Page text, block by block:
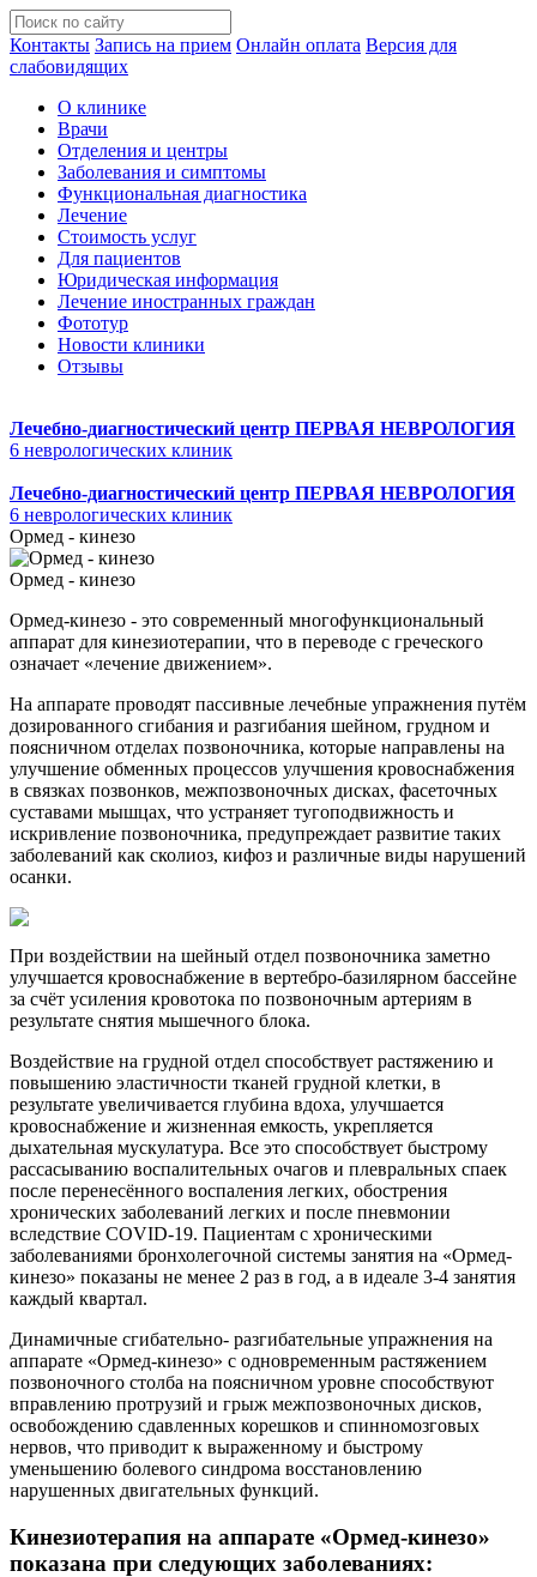
Контакты Запись на прием Онлайн оплата Версия для
слабовидящих
О клинике
Врачи
Отделения и центры
Заболевания и симптомы
Функциональная диагностика
Лечение
Стоимость услуг
Для пациентов
Юридическая информация
Лечение иностранных граждан
Фототур
Новости клиники
Отзывы
Лечебно-диагностический центр ПЕРВАЯ НЕВРОЛОГИЯ
6 неврологических клиник
Лечебно-диагностический центр ПЕРВАЯ НЕВРОЛОГИЯ
6 неврологических клиник
Ормед - кинезо
Ормед - кинезо
Ормед-кинезо - это современный многофункциональный
аппарат для кинезиотерапии, что в переводе с греческого
означает «лечение движением».
На аппарате проводят пассивные лечебные упражнения путём
дозированного сгибания и разгибания шейном, грудном и
поясничном отделах позвоночника, которые направлены на
улучшение обменных процессов улучшения кровоснабжения
в связках позвонков, межпозвоночных дисках, фасеточных
суставами мышцах, что устраняет тугоподвижность и
искривление позвоночника, предупреждает развитие таких
заболеваний как сколиоз, кифоз и различные виды нарушений
осанки.
При воздействии на шейный отдел позвоночника заметно
улучшается кровоснабжение в вертебро-базилярном бассейне
за счёт усиления кровотока по позвоночным артериям в
результате снятия мышечного блока.
Воздействие на грудной отдел способствует растяжению и
повышению эластичности тканей грудной клетки, в
результате увеличивается глубина вдоха, улучшается
кровоснабжение и жизненная емкость, укрепляется
дыхательная мускулатура. Все это способствует быстрому
рассасыванию воспалительных очагов и плевральных спаек
после перенесённого воспаления легких, обострения
хронических заболеваний легких и после пневмонии
вследствие COVID-19. Пациентам с хроническими
заболеваниями бронхолегочной системы занятия на «Ормед-
кинезо» показаны не менее 2 раз в год, а в идеале 3-4 занятия
каждый квартал.
Динамичные сгибательно- разгибательные упражнения на
аппарате «Ормед-кинезо» с одновременным растяжением
позвоночного столба на поясничном уровне способствуют
вправлению протрузий и грыж межпозвоночных дисков,
освобождению сдавленных корешков и спинномозговых
нервов, что приводит к выраженному и быстрому
уменьшению болевого синдрома восстановлению
нарушенных двигательных функций.
Кинезиотерапия на аппарате «Ормед-кинезо»
показана при следующих заболеваниях: